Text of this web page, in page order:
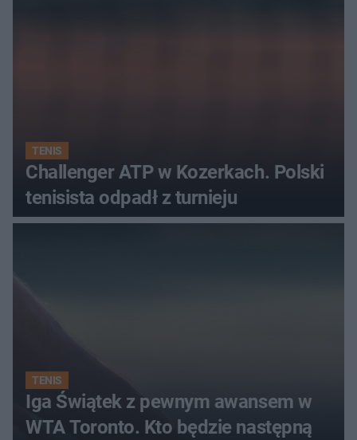
TENIS
Challenger ATP w Kozerkach. Polski
tenisista odpadł z turnieju
TENIS
Iga Świątek z pewnym awansem w
WTA Toronto. Kto będzie następną